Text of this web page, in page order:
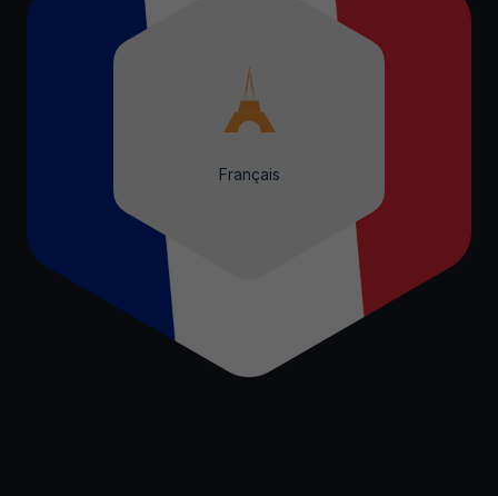
Français